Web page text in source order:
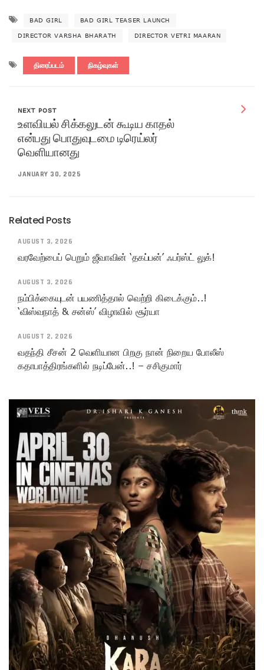
BAD GIRL BAD GIRL TEASER LAUNCH
DIRECTOR VARSHA BHARATH DIRECTOR VETRI MAARAN
திரைப்படம் நிகழ்வுகள்
NEXT POST
உளவியல் சிக்கலுடன் கூடிய காதல்
என்பது பொதுவுடமை டிரெய்லர்
வெளியானது
JANUARY 30, 2025
Related Posts
AUGUST 3, 2026
வரவேற்பைப் பெறும் ஜீவாவின் ‘தகப்பன்’ ஃபர்ஸ்ட் லுக்!
AUGUST 3, 2026
நம்பிக்கையுடன் பயணித்தால் வெற்றி கிடைக்கும்..!
‘விஸ்வநாத் & சன்ஸ்’ விழாவில் சூர்யா
AUGUST 2, 2026
வதந்தி சீசன் 2 வெளியான பிறகு நான் நிறைய போலீஸ்
கதாபாத்திரங்களில் நடிப்பேன்..! – சசிகுமார்